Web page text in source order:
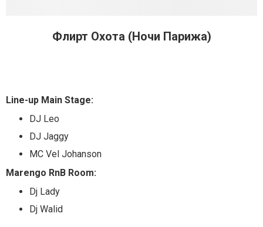
Флирт Охота (Ночи Парижа)
Line-up Main Stage:
DJ Leo
DJ Jaggy
MC Vel Johanson
Marengo RnB Room:
Dj Lady
Dj Walid